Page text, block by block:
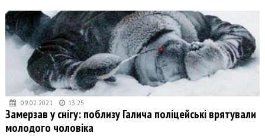
09.02.2021 13:25
Замерзав у снігу: поблизу Галича поліцейські врятували
молодого чоловіка